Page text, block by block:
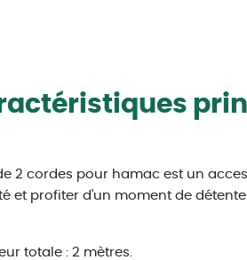
2 cordes pour hamac est un
et profiter d'un moment de
totale : 2 mètres.